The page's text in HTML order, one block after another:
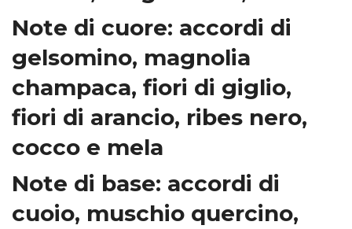
Note di cuore: accordi di
gelsomino, magnolia
champaca, fiori di giglio,
fiori di arancio, ribes nero,
cocco e mela
Note di base: accordi di
cuoio, muschio quercino,